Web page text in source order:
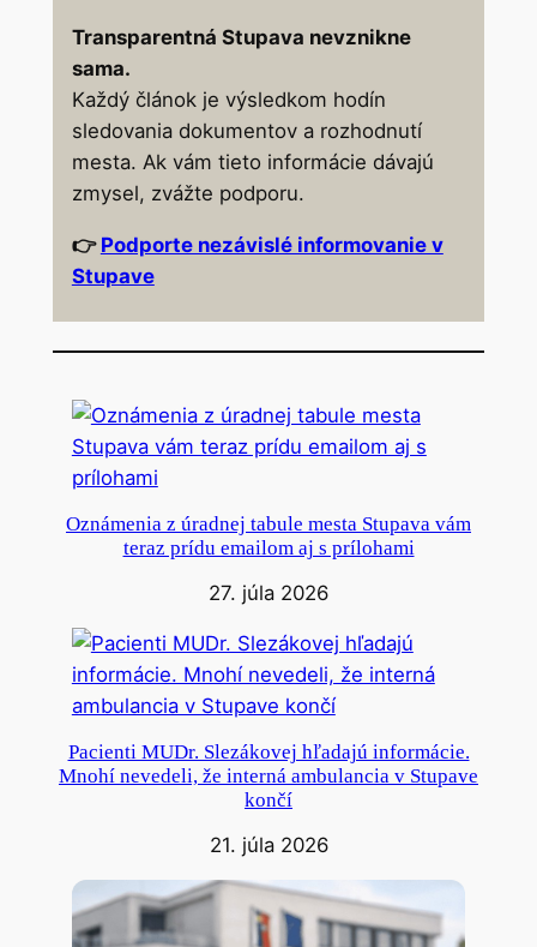
Transparentná Stupava nevznikne
sama.
Každý článok je výsledkom hodín
sledovania dokumentov a rozhodnutí
mesta. Ak vám tieto informácie dávajú
zmysel, zvážte podporu.
👉 Podporte nezávislé informovanie v
Stupave
Oznámenia z úradnej tabule mesta Stupava vám
teraz prídu emailom aj s prílohami
27. júla 2026
Pacienti MUDr. Slezákovej hľadajú informácie.
Mnohí nevedeli, že interná ambulancia v Stupave
končí
21. júla 2026